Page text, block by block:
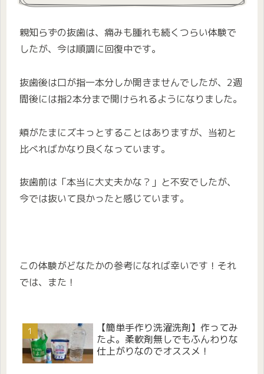
親知らずの抜歯は、痛みも腫れも続くつらい体験で
したが、今は順調に回復中です。
抜歯後は口が指一本分しか開きませんでしたが、2週
間後には指2本分まで開けられるようになりました。
頬がたまにズキっとすることはありますが、当初と
比べればかなり良くなっています。
抜歯前は「本当に大丈夫かな？」と不安でしたが、
今では抜いて良かったと感じています。
この体験がどなたかの参考になれば幸いです！それ
では、また！
【簡単手作り洗濯洗剤】作ってみ
たよ。柔軟剤無しでもふんわりな
仕上がりなのでオススメ！